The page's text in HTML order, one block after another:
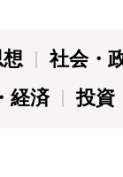
社会・
経済 投資